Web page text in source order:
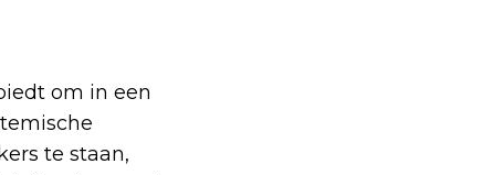
om in een
te staan,